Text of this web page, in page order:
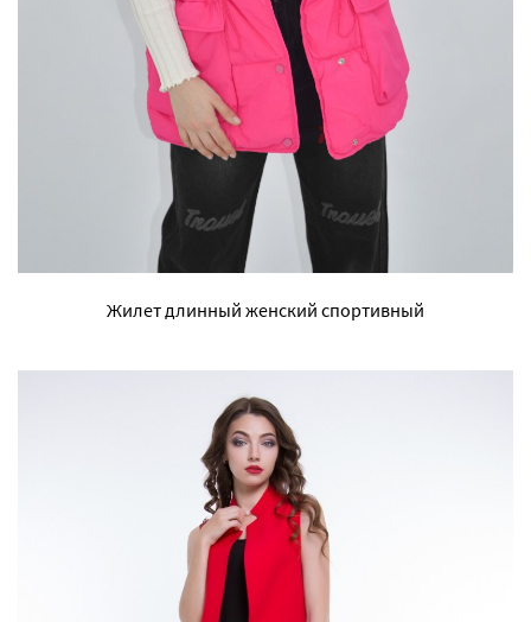
Жилет длинный женский спортивный